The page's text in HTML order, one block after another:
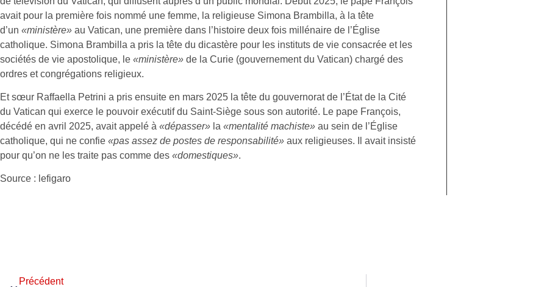
avait pour la première fois nommé une femme, la religieuse Simona Brambilla, à la tête
d’un «ministère» au Vatican, une première dans l’histoire deux fois millénaire de l’Église
catholique. Simona Brambilla a pris la tête du dicastère pour les instituts de vie consacrée et les
sociétés de vie apostolique, le «ministère» de la Curie (gouvernement du Vatican) chargé des
ordres et congrégations religieux.
Et sœur Raffaella Petrini a pris ensuite en mars 2025 la tête du gouvernorat de l’État de la Cité
du Vatican qui exerce le pouvoir exécutif du Saint-Siège sous son autorité. Le pape François,
décédé en avril 2025, avait appelé à «dépasser» la «mentalité machiste» au sein de l’Église
catholique, qui ne confie «pas assez de postes de responsabilité» aux religieuses. Il avait insisté
pour qu’on ne les traite pas comme des «domestiques».
Source : lefigaro
Précédent